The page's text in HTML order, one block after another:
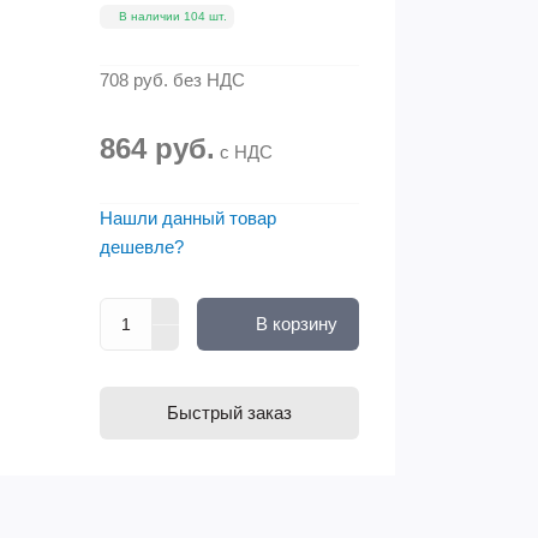
В наличии 104 шт.
708 руб. без НДС
864 руб. с НДС
Нашли данный товар
дешевле?
В корзину
Быстрый заказ